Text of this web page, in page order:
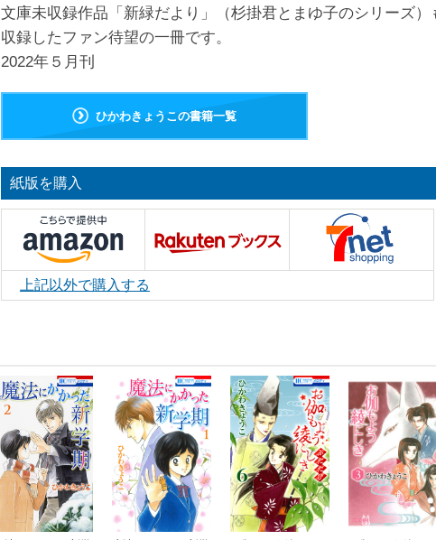
文庫未収録作品「新緑だより」（杉掛君とまゆ子のシリーズ）
収録したファン待望の一冊です。
2022年５月刊
ひかわきょうこの書籍一覧
紙版を購入
上記以外で購入する